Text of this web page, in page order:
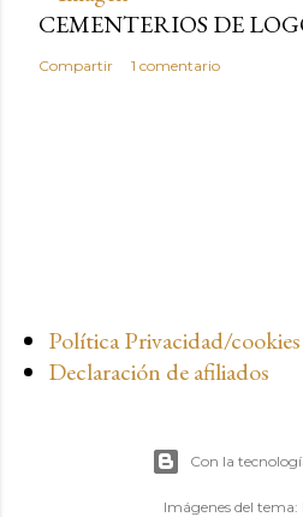
CEMENTERIOS DE
Compartir 1 comentario
Política Privacidad/cookies
Declaración de afiliados
Con la
Imágenes del tema: